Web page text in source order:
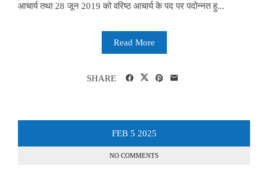
आचार्य तथा 28 जून 2019 को वरिष्ठ आचार्य के पद पर पदोन्नत हु...
Read More
SHARE
FEB 5 2025
NO COMMENTS